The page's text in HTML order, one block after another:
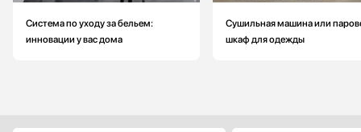
Система по уходу за бельем:
инновации у вас дома
Сушильная машина или
шкаф для одежды